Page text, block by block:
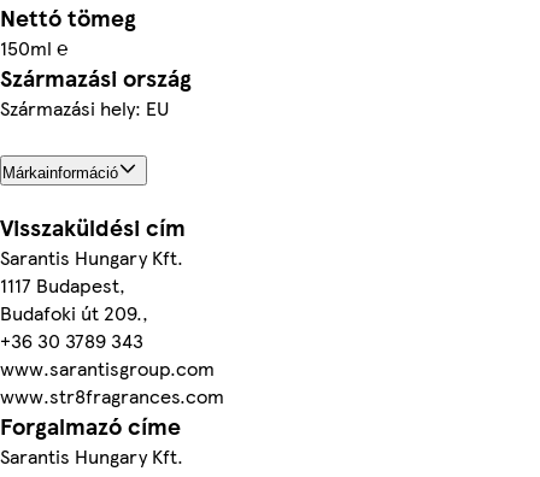
Nettó tömeg
150ml ℮
Származási ország
Származási hely: EU
Márkainformáció
Visszaküldési cím
Sarantis Hungary Kft.
1117 Budapest,
Budafoki út 209.,
+36 30 3789 343
www.sarantisgroup.com
www.str8fragrances.com
Forgalmazó címe
Sarantis Hungary Kft.